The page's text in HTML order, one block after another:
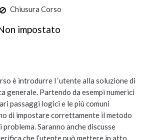
Chiusura Corso
impostato
è introdurre l ‘utente alla soluzione di
generale. Partendo da esempi numerici
passaggi logici e le più comuni
di impostare correttamente il metodo
Saranno anche discusse
che l’utente può mettere in atto